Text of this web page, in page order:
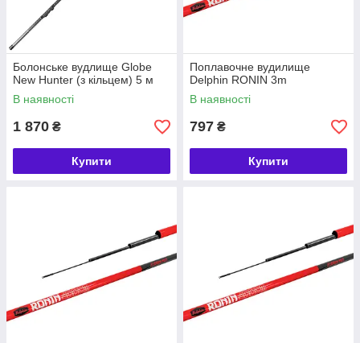
Болонське вудлище Globe
New Hunter (з кільцем) 5 м
В наявності
1 870 ₴
Купити
Поплавочне вудилище
Delphin RONIN 3m
В наявності
797 ₴
Купити